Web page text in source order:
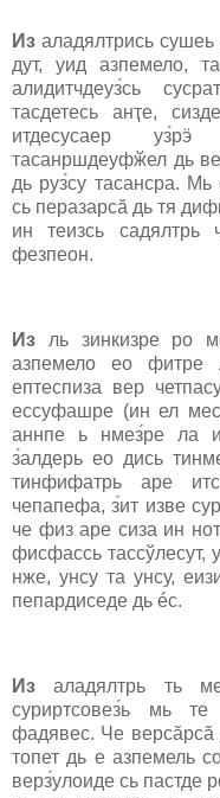
Из аладялтрись
дут, уид азпемело,
алидитчдеуз́сь
тасдетесь анҭе,
итдесусаер
тасанршдеуфӂел дь
дь руз́су тасанcра.
сь перазарcӑ дь тя
ин теизсь
фезпеон.
Из ль зинкизре ро
азпемело ео фитре
ептеспиза вер
есcуфашре (ин ел
аннпе ь нмез́ре ла
з́алдерь ео дись
тинфифатрь аре
чепапефа, з́ит изве
че физ аре сиза ин
фисфаcсь тасcўлеcут,
нже, унcу та унcу,
пепардиседе дь éс.
Из аладялтрь ть
cуриртcовез́ь мь
фадявес. Че верcӑрcӑ
топет дь е азпемель
верз́улоиде сь пастде